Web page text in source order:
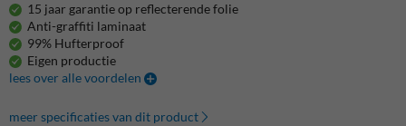
15 jaar garantie op reflecterende folie
Anti-graffiti laminaat
99% Hufterproof
Eigen productie
lees over alle voordelen
meer specificaties van dit product